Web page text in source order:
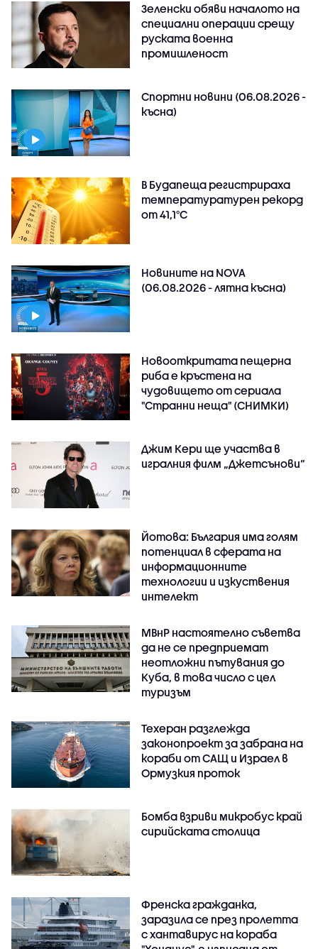
Зеленски обяви началото на
специални операции срещу
руската военна
промишленост
Спортни новини (06.08.2026 -
късна)
В Будапеща регистрираха
температуратурен рекорд
от 41,1°C
Новините на NOVA
(06.08.2026 - лятна късна)
Новооткритата пещерна
риба е кръстена на
чудовището от сериала
"Странни неща" (СНИМКИ)
Джим Кери ще участва в
игралния филм „Джетсънови“
Йотова: България има голям
потенциал в сферата на
информационните
технологии и изкуствения
интелект
МВнР настоятелно съветва
да не се предприемат
неотложни пътувания до
Куба, в това число с цел
туризъм
Техеран разглежда
законопроект за забрана на
кораби от САЩ и Израел в
Ормузкия проток
Бомба взриви микробус край
сирийската столица
Френска гражданка,
заразила се през пролетта
с хантавирус на кораба